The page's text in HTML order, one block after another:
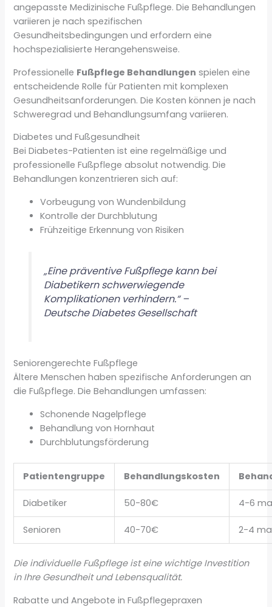
angepasste Medizinische Fußpflege. Die Behandlungen
variieren je nach spezifischen
Gesundheitsbedingungen und erfordern eine
hochspezialisierte Herangehensweise.
Professionelle Fußpflege Behandlungen spielen eine
entscheidende Rolle für Patienten mit komplexen
Gesundheitsanforderungen. Die Kosten können je nach
Schweregrad und Behandlungsumfang variieren.
Diabetes und Fußgesundheit
Bei Diabetes-Patienten ist eine regelmäßige und
professionelle Fußpflege absolut notwendig. Die
Behandlungen konzentrieren sich auf:
Vorbeugung von Wundenbildung
Kontrolle der Durchblutung
Frühzeitige Erkennung von Risiken
„Eine präventive Fußpflege kann bei
Diabetikern schwerwiegende
Komplikationen verhindern.“ –
Deutsche Diabetes Gesellschaft
Seniorengerechte Fußpflege
Ältere Menschen haben spezifische Anforderungen an
die Fußpflege. Die Behandlungen umfassen:
Schonende Nagelpflege
Behandlung von Hornhaut
Durchblutungsförderung
Patientengruppe Behandlungskosten
Diabetiker 50-80€ 4-6
Senioren 40-70€ 2-4
Die individuelle Fußpflege ist eine wichtige Investition
in Ihre Gesundheit und Lebensqualität.
Rabatte und Angebote in Fußpflegepraxen